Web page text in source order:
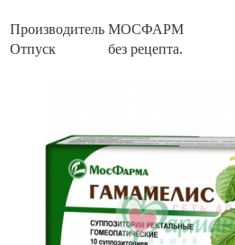
Производитель МОСФАРМ
Отпуск
без рецепта.